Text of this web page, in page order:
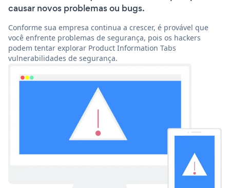
causar novos problemas ou bugs.
Conforme sua empresa continua a crescer, é provável que
você enfrente problemas de segurança, pois os hackers
podem tentar explorar Product Information Tabs
vulnerabilidades de segurança.